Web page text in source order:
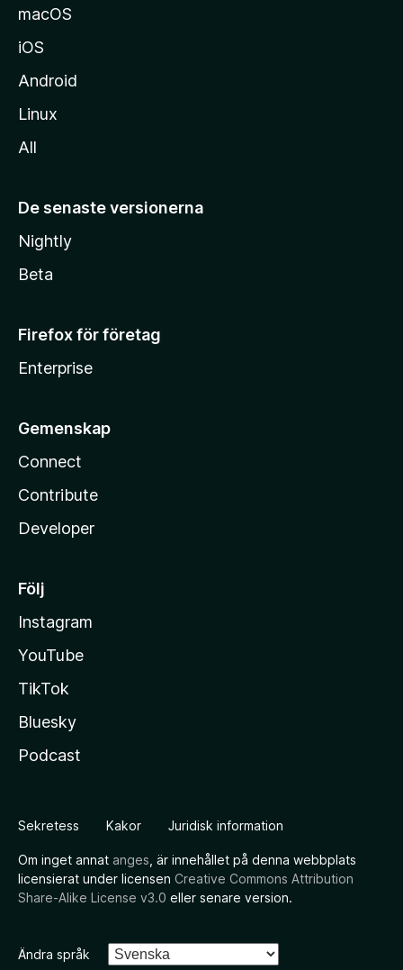
macOS
iOS
Android
Linux
All
De senaste versionerna
Nightly
Beta
Firefox för företag
Enterprise
Gemenskap
Connect
Contribute
Developer
Följ
Instagram
YouTube
TikTok
Bluesky
Podcast
Sekretess Kakor Juridisk information
Om inget annat anges , är innehållet på denna webbplats
licensierat under licensen Creative Commons Attribution
Share-Alike License v3.0 eller senare version.
Ändra språk